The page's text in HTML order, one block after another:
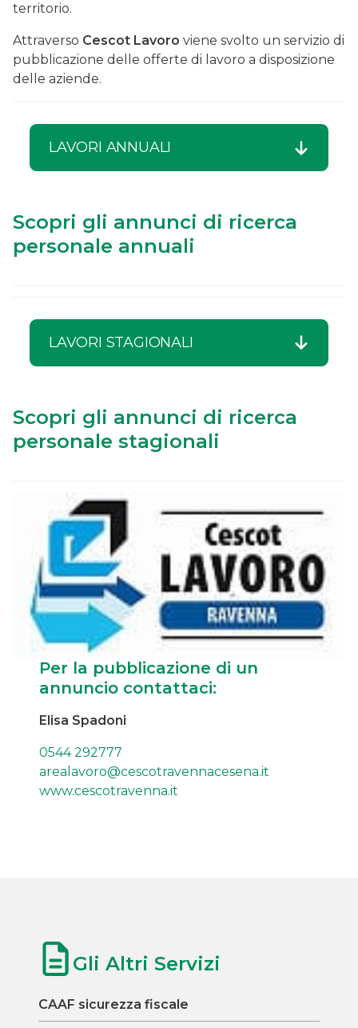
territorio.
Attraverso Cescot Lavoro viene svolto un servizio di
pubblicazione delle offerte di lavoro a disposizione
delle aziende.
LAVORI ANNUALI
Scopri gli annunci di ricerca
personale annuali
LAVORI STAGIONALI
Scopri gli annunci di ricerca
personale stagionali
Per la pubblicazione di un
annuncio contattaci:
Elisa Spadoni
0544 292777
arealavoro@cescotravennacesena.it
www.cescotravenna.it
Gli Altri Servizi
CAAF sicurezza fiscale